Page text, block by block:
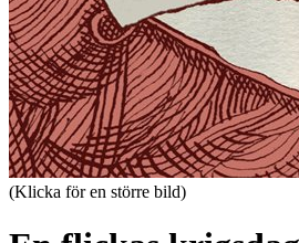
(Klicka för en större bild)